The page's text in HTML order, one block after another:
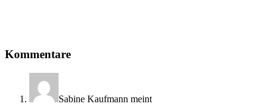
Interaktionen
Kommentare
Sabine Kaufmann meint